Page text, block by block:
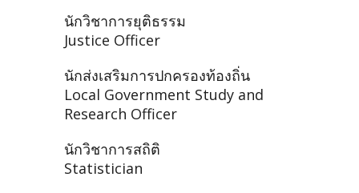
นักวิชาการยุติธรรม
Justice Officer
นักส่งเสริมการปกครองท้องถิ่น
Local Government Study and
Research Officer
นักวิชาการสถิติ
Statistician